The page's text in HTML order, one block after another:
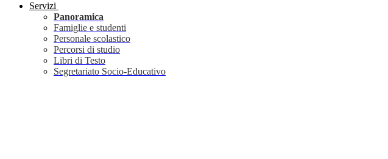
Servizi
Panoramica
Famiglie e studenti
Personale scolastico
Percorsi di studio
Libri di Testo
Segretariato Socio-Educativo